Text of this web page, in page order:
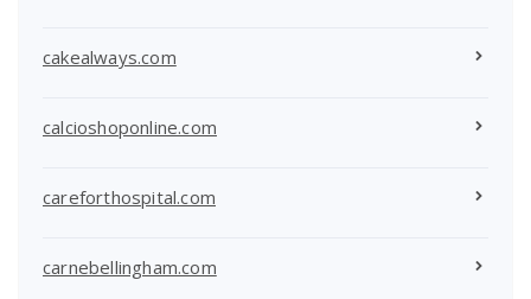
cakealways.com
calcioshoponline.com
careforthospital.com
carnebellingham.com